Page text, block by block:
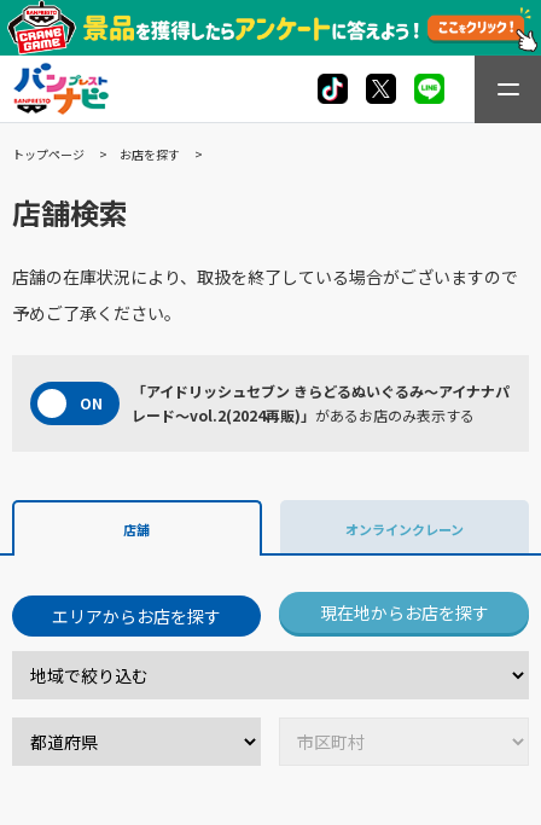
トップページ お店を探す
店舗検索
店舗の在庫状況により、取扱を終了している場合がございますので
予めご了承ください。
「アイドリッシュセブン きらどるぬいぐるみ～アイナナパ
レード～vol.2(2024再販)」 があるお店のみ表示する
店舗 オンラインクレーン
エリアからお店を探す 現在地からお店を探す